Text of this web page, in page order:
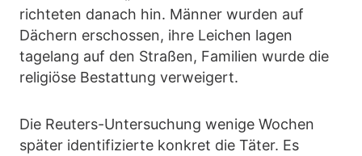
richteten danach hin. Männer wurden auf
Dächern erschossen, ihre Leichen lagen
tagelang auf den Straßen, Familien wurde die
religiöse Bestattung verweigert.
Die Reuters-Untersuchung wenige Wochen
später identifizierte konkret die Täter. Es